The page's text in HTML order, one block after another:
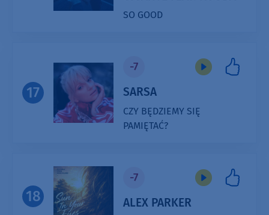
SO GOOD
17
-7
SARSA
CZY BĘDZIEMY SIĘ
PAMIĘTAĆ?
18
-7
ALEX PARKER